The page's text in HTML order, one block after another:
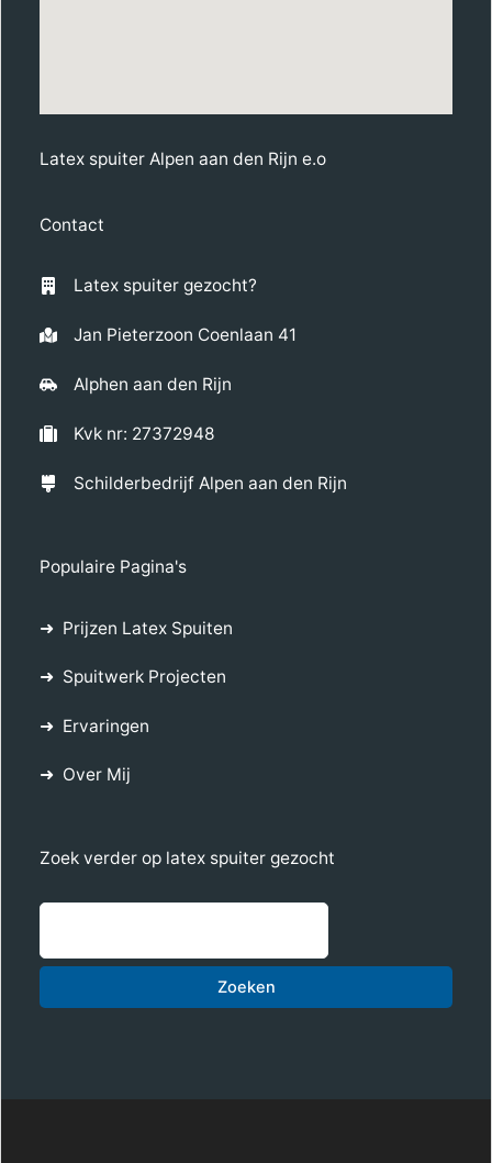
Latex spuiter Alpen aan den Rijn e.o
Contact
Latex spuiter gezocht?
Jan Pieterzoon Coenlaan 41
Alphen aan den Rijn
Kvk nr: 27372948
Schilderbedrijf Alpen aan den Rijn
Populaire Pagina's
Prijzen Latex Spuiten
Spuitwerk Projecten
Ervaringen
Over Mij
Zoek verder op latex spuiter gezocht
Zoeken